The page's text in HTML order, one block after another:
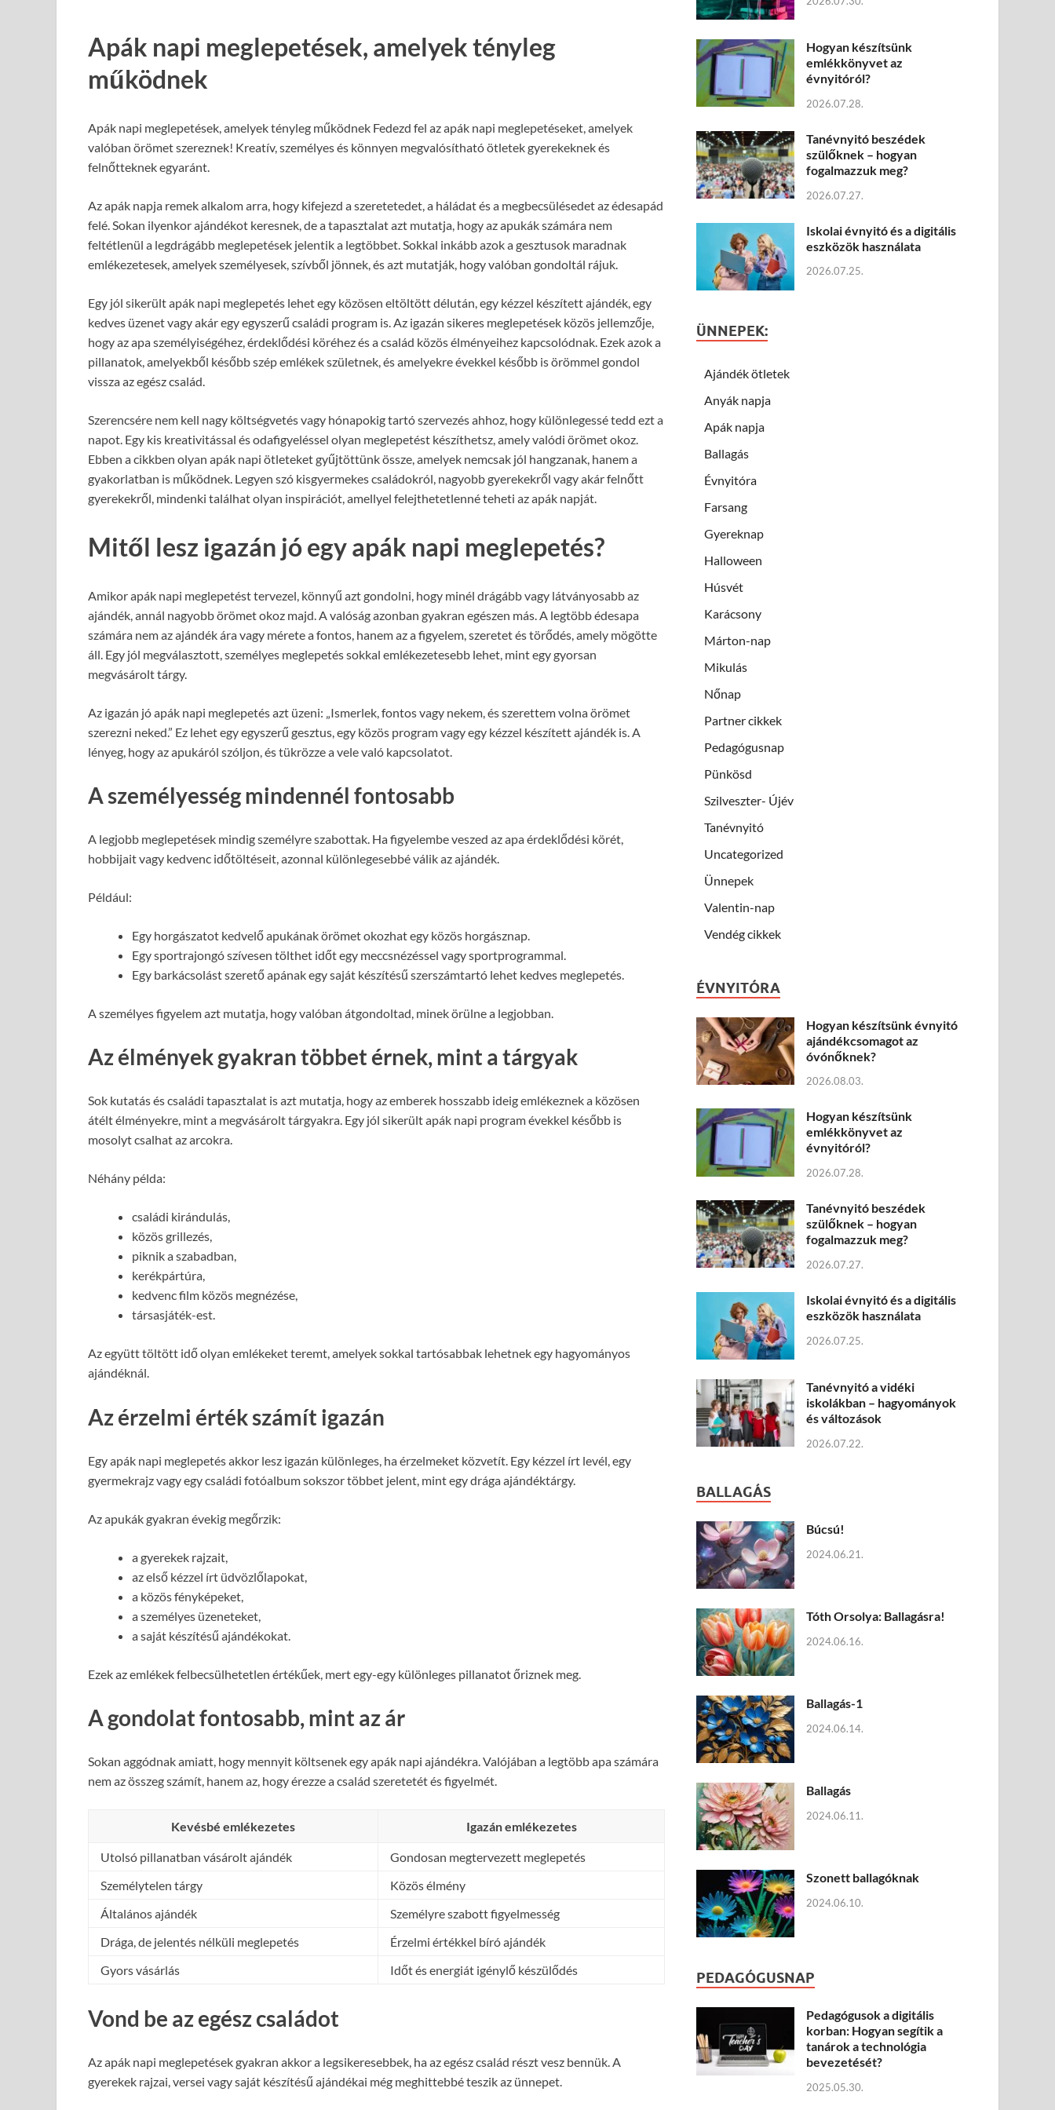
Apák napi meglepetések, amelyek tényleg
működnek
Apák napi meglepetések, amelyek tényleg működnek Fedezd fel az apák napi meglepetéseket, amelyek
valóban örömet szereznek! Kreatív, személyes és könnyen megvalósítható ötletek gyerekeknek és
felnőtteknek egyaránt.
Az apák napja remek alkalom arra, hogy kifejezd a szeretetedet, a háládat és a megbecsülésedet az édesapád
felé. Sokan ilyenkor ajándékot keresnek, de a tapasztalat azt mutatja, hogy az apukák számára nem
feltétlenül a legdrágább meglepetések jelentik a legtöbbet. Sokkal inkább azok a gesztusok maradnak
emlékezetesek, amelyek személyesek, szívből jönnek, és azt mutatják, hogy valóban gondoltál rájuk.
Egy jól sikerült apák napi meglepetés lehet egy közösen eltöltött délután, egy kézzel készített ajándék, egy
kedves üzenet vagy akár egy egyszerű családi program is. Az igazán sikeres meglepetések közös jellemzője,
hogy az apa személyiségéhez, érdeklődési köréhez és a család közös élményeihez kapcsolódnak. Ezek azok a
pillanatok, amelyekből később szép emlékek születnek, és amelyekre évekkel később is örömmel gondol
vissza az egész család.
Szerencsére nem kell nagy költségvetés vagy hónapokig tartó szervezés ahhoz, hogy különlegessé tedd ezt a
napot. Egy kis kreativitással és odafigyeléssel olyan meglepetést készíthetsz, amely valódi örömet okoz.
Ebben a cikkben olyan apák napi ötleteket gyűjtöttünk össze, amelyek nemcsak jól hangzanak, hanem a
gyakorlatban is működnek. Legyen szó kisgyermekes családokról, nagyobb gyerekekről vagy akár felnőtt
gyerekekről, mindenki találhat olyan inspirációt, amellyel felejthetetlenné teheti az apák napját.
Mitől lesz igazán jó egy apák napi meglepetés?
Amikor apák napi meglepetést tervezel, könnyű azt gondolni, hogy minél drágább vagy látványosabb az
ajándék, annál nagyobb örömet okoz majd. A valóság azonban gyakran egészen más. A legtöbb édesapa
számára nem az ajándék ára vagy mérete a fontos, hanem az a figyelem, szeretet és törődés, amely mögötte
áll. Egy jól megválasztott, személyes meglepetés sokkal emlékezetesebb lehet, mint egy gyorsan
megvásárolt tárgy.
Az igazán jó apák napi meglepetés azt üzeni: „Ismerlek, fontos vagy nekem, és szerettem volna örömet
szerezni neked.” Ez lehet egy egyszerű gesztus, egy közös program vagy egy kézzel készített ajándék is. A
lényeg, hogy az apukáról szóljon, és tükrözze a vele való kapcsolatot.
A személyesség mindennél fontosabb
A legjobb meglepetések mindig személyre szabottak. Ha figyelembe veszed az apa érdeklődési körét,
hobbijait vagy kedvenc időtöltéseit, azonnal különlegesebbé válik az ajándék.
Például:
Egy horgászatot kedvelő apukának örömet okozhat egy közös horgásznap.
Egy sportrajongó szívesen tölthet időt egy meccsnézéssel vagy sportprogrammal.
Egy barkácsolást szerető apának egy saját készítésű szerszámtartó lehet kedves meglepetés.
A személyes figyelem azt mutatja, hogy valóban átgondoltad, minek örülne a legjobban.
Az élmények gyakran többet érnek, mint a tárgyak
Sok kutatás és családi tapasztalat is azt mutatja, hogy az emberek hosszabb ideig emlékeznek a közösen
átélt élményekre, mint a megvásárolt tárgyakra. Egy jól sikerült apák napi program évekkel később is
mosolyt csalhat az arcokra.
Néhány példa:
családi kirándulás,
közös grillezés,
piknik a szabadban,
kerékpártúra,
kedvenc film közös megnézése,
társasjáték-est.
Az együtt töltött idő olyan emlékeket teremt, amelyek sokkal tartósabbak lehetnek egy hagyományos
ajándéknál.
Az érzelmi érték számít igazán
Egy apák napi meglepetés akkor lesz igazán különleges, ha érzelmeket közvetít. Egy kézzel írt levél, egy
gyermekrajz vagy egy családi fotóalbum sokszor többet jelent, mint egy drága ajándéktárgy.
Az apukák gyakran évekig megőrzik:
a gyerekek rajzait,
az első kézzel írt üdvözlőlapokat,
a közös fényképeket,
a személyes üzeneteket,
a saját készítésű ajándékokat.
Ezek az emlékek felbecsülhetetlen értékűek, mert egy-egy különleges pillanatot őriznek meg.
A gondolat fontosabb, mint az ár
Sokan aggódnak amiatt, hogy mennyit költsenek egy apák napi ajándékra. Valójában a legtöbb apa számára
nem az összeg számít, hanem az, hogy érezze a család szeretetét és figyelmét.
Kevésbé emlékezetes Igazán emlékezetes
Utolsó pillanatban vásárolt ajándék
Gondosan megtervezett meglepetés
Személytelen tárgy
Közös élmény
Általános ajándék
Személyre szabott figyelmesség
Drága, de jelentés nélküli meglepetés
Érzelmi értékkel bíró ajándék
Gyors vásárlás
Időt és energiát igénylő készülődés
Vond be az egész családot
Az apák napi meglepetések gyakran akkor a legsikeresebbek, ha az egész család részt vesz bennük. A
gyerekek rajzai, versei vagy saját készítésű ajándékai még meghittebbé teszik az ünnepet.
Hogyan készítsünk
emlékkönyvet az
évnyitóról?
2026.07.28.
Tanévnyitó beszédek
szülőknek – hogyan
fogalmazzuk meg?
2026.07.27.
Iskolai évnyitó és a digitális
eszközök használata
2026.07.25.
ÜNNEPEK:
Ajándék ötletek
Anyák napja
Apák napja
Ballagás
Évnyitóra
Farsang
Gyereknap
Halloween
Húsvét
Karácsony
Márton-nap
Mikulás
Nőnap
Partner cikkek
Pedagógusnap
Pünkösd
Szilveszter- Újév
Tanévnyitó
Uncategorized
Ünnepek
Valentin-nap
Vendég cikkek
ÉVNYITÓRA
Hogyan készítsünk évnyitó
ajándékcsomagot az
óvónőknek?
2026.08.03.
Hogyan készítsünk
emlékkönyvet az
évnyitóról?
2026.07.28.
Tanévnyitó beszédek
szülőknek – hogyan
fogalmazzuk meg?
2026.07.27.
Iskolai évnyitó és a digitális
eszközök használata
2026.07.25.
Tanévnyitó a vidéki
iskolákban – hagyományok
és változások
2026.07.22.
BALLAGÁS
Búcsú!
2024.06.21.
Tóth Orsolya: Ballagásra!
2024.06.16.
Ballagás-1
2024.06.14.
Ballagás
2024.06.11.
Szonett ballagóknak
2024.06.10.
PEDAGÓGUSNAP
Pedagógusok a digitális
korban: Hogyan segítik a
tanárok a technológia
bevezetését?
2025.05.30.